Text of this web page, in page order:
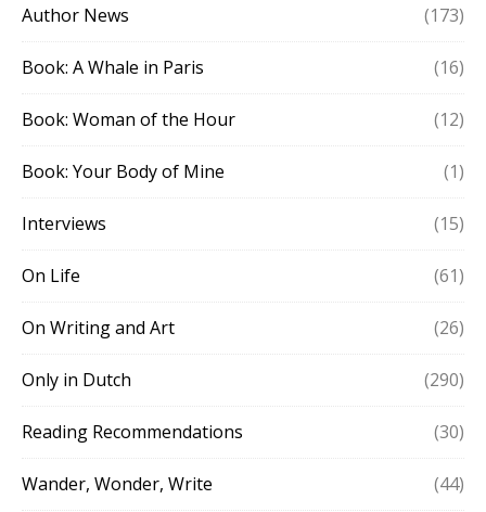
Author News (173)
Book: A Whale in Paris (16)
Book: Woman of the Hour (12)
Book: Your Body of Mine (1)
Interviews (15)
On Life (61)
On Writing and Art (26)
Only in Dutch (290)
Reading Recommendations (30)
Wander, Wonder, Write (44)